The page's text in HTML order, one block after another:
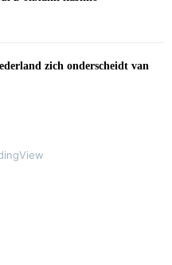
zich onderscheidt van